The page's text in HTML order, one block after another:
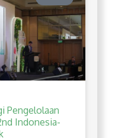
Pengelolaan
Indonesia-